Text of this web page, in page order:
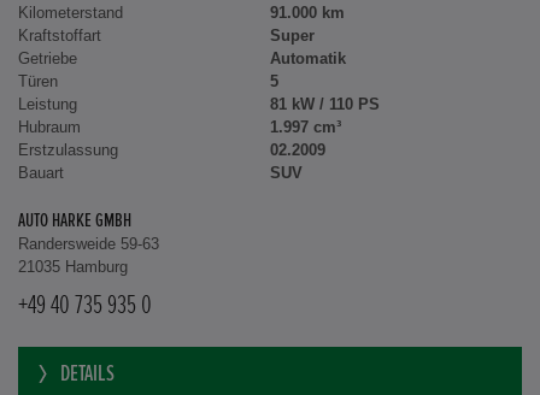
Kilometerstand
91.000 km
Kraftstoffart
Super
Getriebe
Automatik
Türen
5
Leistung
81 kW / 110 PS
Hubraum
1.997 cm³
Erstzulassung
02.2009
Bauart
SUV
AUTO HARKE GMBH
Randersweide 59-63
21035 Hamburg
+49 40 735 935 0
DETAILS